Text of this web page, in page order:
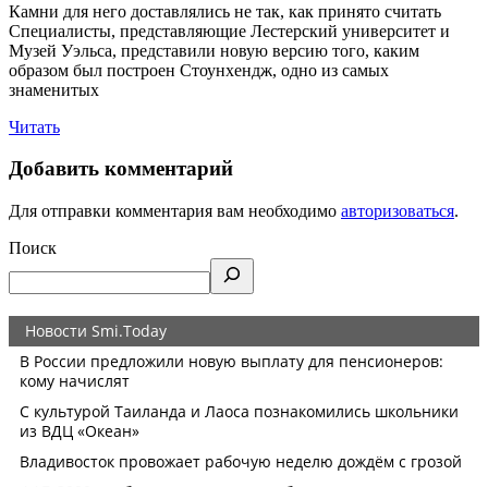
Камни для него доставлялись не так, как принято считать
Специалисты, представляющие Лестерский университет и
Музей Уэльса, представили новую версию того, каким
образом был построен Стоунхендж, одно из самых
знаменитых
Читать
Добавить комментарий
Для отправки комментария вам необходимо авторизоваться.
Поиск